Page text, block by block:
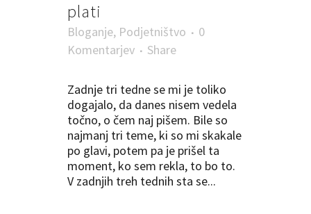
plati
Bloganje, Podjetništvo
0
Komentarjev
Share
Zadnje tri tedne se mi je toliko
dogajalo, da danes nisem vedela
točno, o čem naj pišem. Bile so
najmanj tri teme, ki so mi skakale
po glavi, potem pa je prišel ta
moment, ko sem rekla, to bo to.
V zadnjih treh tednih sta se...